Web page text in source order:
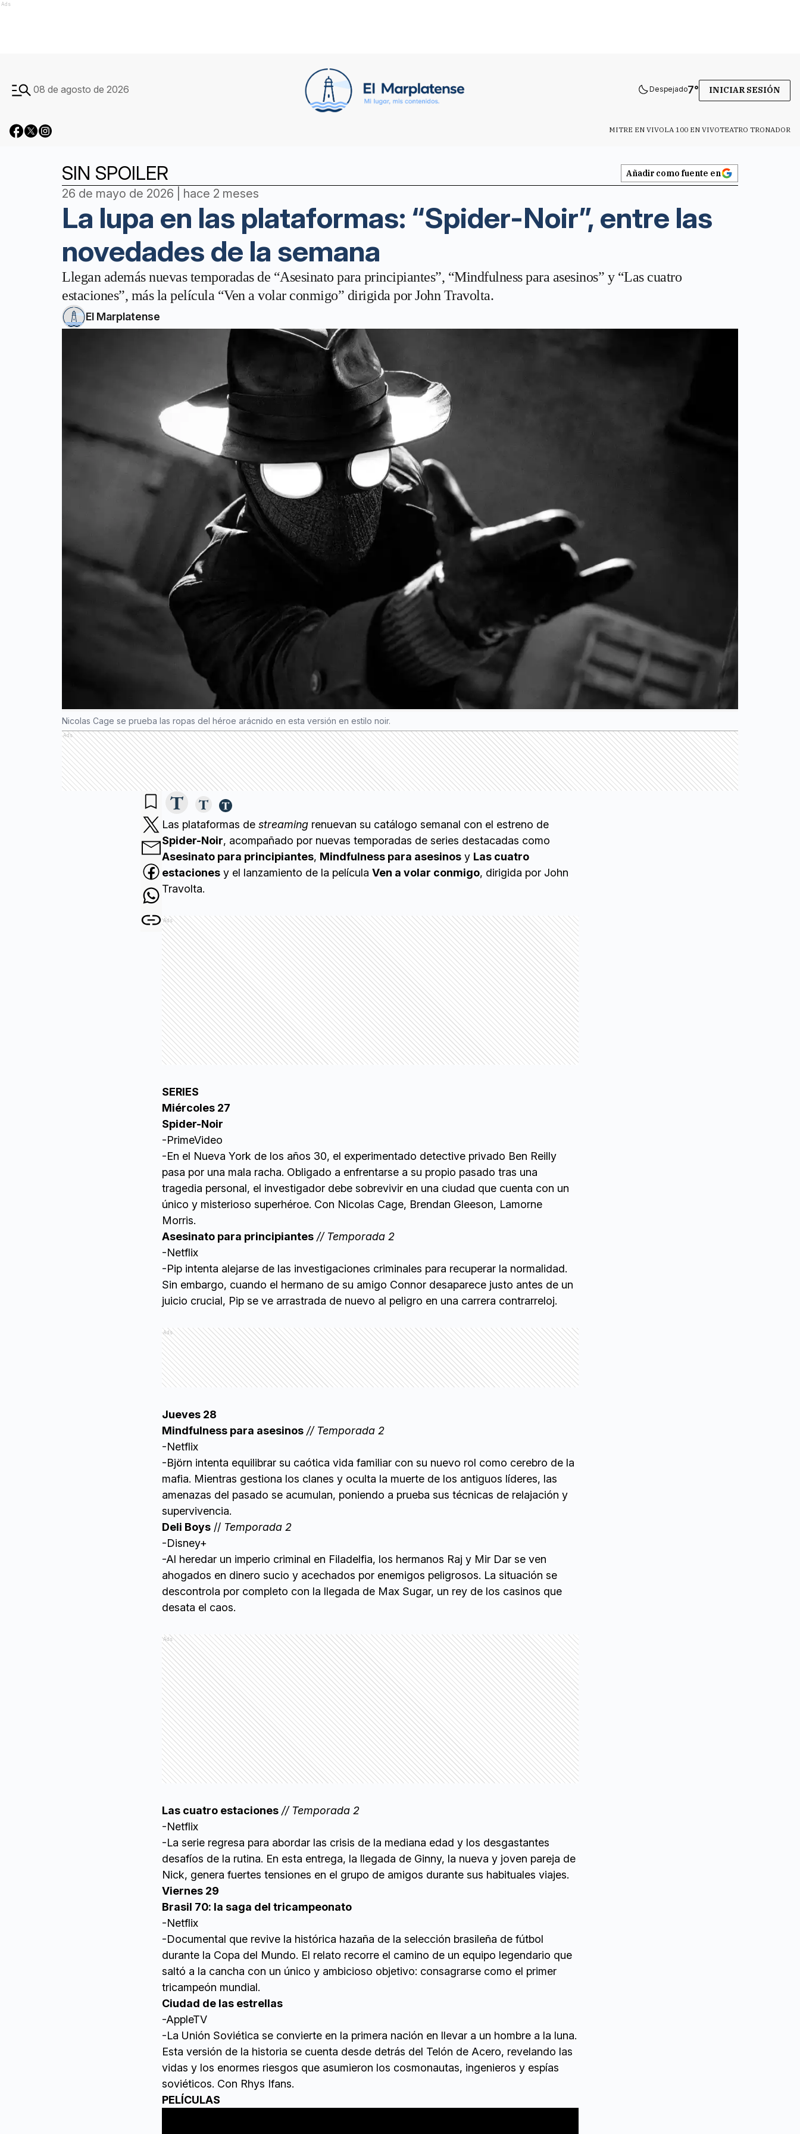
Ads
08 de agosto de 2026 Despejado7° INICIAR SESIÓN
MITRE EN VIVOLA 100 EN VIVOTEATRO TRONADOR
SIN SPOILER Añadir como fuente en
26 de mayo de 2026 | hace 2 meses
La lupa en las plataformas: “Spider-Noir”, entre las
novedades de la semana
Llegan además nuevas temporadas de “Asesinato para principiantes”, “Mindfulness para asesinos” y “Las cuatro
estaciones”, más la película “Ven a volar conmigo” dirigida por John Travolta.
El Marplatense
Nicolas Cage se prueba las ropas del héroe arácnido en esta versión en estilo noir.
Ads
Las plataformas de streaming renuevan su catálogo semanal con el estreno de
Spider-Noir, acompañado por nuevas temporadas de series destacadas como
Asesinato para principiantes, Mindfulness para asesinos y Las cuatro
estaciones y el lanzamiento de la película Ven a volar conmigo, dirigida por John
Travolta.
Ads
SERIES
Miércoles 27
Spider-Noir
-PrimeVideo
-En el Nueva York de los años 30, el experimentado detective privado Ben Reilly
pasa por una mala racha. Obligado a enfrentarse a su propio pasado tras una
tragedia personal, el investigador debe sobrevivir en una ciudad que cuenta con un
único y misterioso superhéroe. Con Nicolas Cage, Brendan Gleeson, Lamorne
Morris.
Asesinato para principiantes // Temporada 2
-Netflix
-Pip intenta alejarse de las investigaciones criminales para recuperar la normalidad.
Sin embargo, cuando el hermano de su amigo Connor desaparece justo antes de un
juicio crucial, Pip se ve arrastrada de nuevo al peligro en una carrera contrarreloj.
Ads
Jueves 28
Mindfulness para asesinos // Temporada 2
-Netflix
-Björn intenta equilibrar su caótica vida familiar con su nuevo rol como cerebro de la
mafia. Mientras gestiona los clanes y oculta la muerte de los antiguos líderes, las
amenazas del pasado se acumulan, poniendo a prueba sus técnicas de relajación y
supervivencia.
Deli Boys // Temporada 2
-Disney+
-Al heredar un imperio criminal en Filadelfia, los hermanos Raj y Mir Dar se ven
ahogados en dinero sucio y acechados por enemigos peligrosos. La situación se
descontrola por completo con la llegada de Max Sugar, un rey de los casinos que
desata el caos.
Ads
Las cuatro estaciones // Temporada 2
-Netflix
-La serie regresa para abordar las crisis de la mediana edad y los desgastantes
desafíos de la rutina. En esta entrega, la llegada de Ginny, la nueva y joven pareja de
Nick, genera fuertes tensiones en el grupo de amigos durante sus habituales viajes.
Viernes 29
Brasil 70: la saga del tricampeonato
-Netflix
-Documental que revive la histórica hazaña de la selección brasileña de fútbol
durante la Copa del Mundo. El relato recorre el camino de un equipo legendario que
saltó a la cancha con un único y ambicioso objetivo: consagrarse como el primer
tricampeón mundial.
Ciudad de las estrellas
-AppleTV
-La Unión Soviética se convierte en la primera nación en llevar a un hombre a la luna.
Esta versión de la historia se cuenta desde detrás del Telón de Acero, revelando las
vidas y los enormes riesgos que asumieron los cosmonautas, ingenieros y espías
soviéticos. Con Rhys Ifans.
PELÍCULAS